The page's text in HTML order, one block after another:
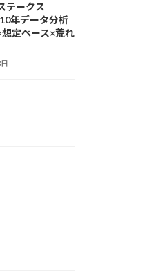
テークス
年データ分析
想定ペース×荒れ